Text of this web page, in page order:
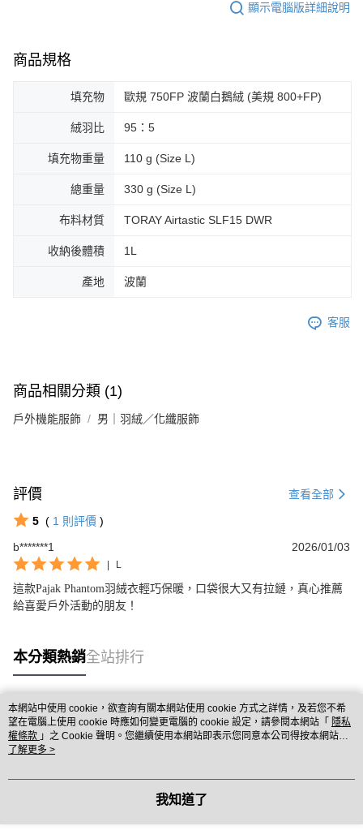
顯示電腦版詳細說明
商品規格
填充物 歐規 750FP 波蘭白鵝絨 (美規 800+FP)
絨羽比 95：5
填充物重量 110 g (Size L)
總重量 330 g (Size L)
布料材質 TORAY Airtastic SLF15 DWR
收納後體積 1L
產地 波蘭
客服
商品相關分類 (1)
戶外機能服飾 男｜羽絨／化纖服飾
評價 查看全部
5 ( 1 則評價 )
b*******1
2026/01/03
L
這款Pajak Phantom羽絨衣輕巧保暖，口袋很大又有拉鏈，真心推薦
給喜愛戶外活動的朋友！
本分類熱銷全站排行
熱門標籤
本網站中使用 cookie，欲查詢有關本網站使用 cookie 方式之詳情，及若您不希
望在電腦上使用 cookie 時應如何變更電腦的 cookie 設定，請參閱本網站「 隱私
權條款 」之 Cookie 聲明。您繼續使用本網站即表示您同意本公司得按本網站使
用條款之 Cookie 聲明使用 cookie。
了解更多 >
我知道了